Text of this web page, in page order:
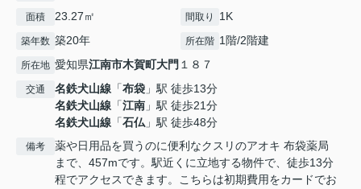
面積 23.27㎡ 間取り 1K
築年数 築20年 所在階 1階/2階建
所在地 愛知県江南市木賀町大門 １８７
交通 名鉄犬山線 「布袋 」駅 徒歩13分
名鉄犬山線 「江南 」駅 徒歩21分
名鉄犬山線 「石仏 」駅 徒歩48分
備考
薬や日用品を買うのに便利なクスリのアオキ 布袋薬局
まで、457mです。駅近くに立地する物件で、徒歩13分
程でアクセスできます。こちらは初期費用をカードでお